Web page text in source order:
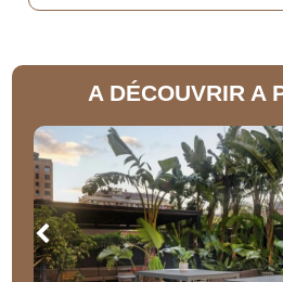
A DÉCOUVRIR A